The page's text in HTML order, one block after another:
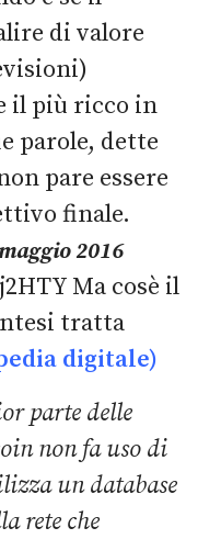
di valore
il più ricco in
parole, dette
pare essere
finale.
2016
Ma cosè il
tratta
digitale)
parte delle
non fa uso di
un database
rete che